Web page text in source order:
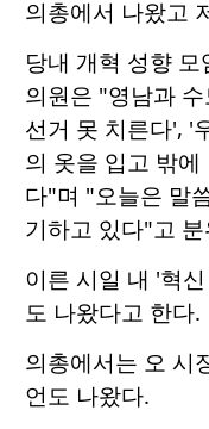
의총에서 나왔고
당내 개혁 성향
의원은 "영남과
선거 못 치른다', '
의 옷을 입고 밖
다"며 "오늘은 말
기하고 있다"고
이른 시일 내 '혁
도 나왔다고 한다.
의총에서는 오 시
언도 나왔다.